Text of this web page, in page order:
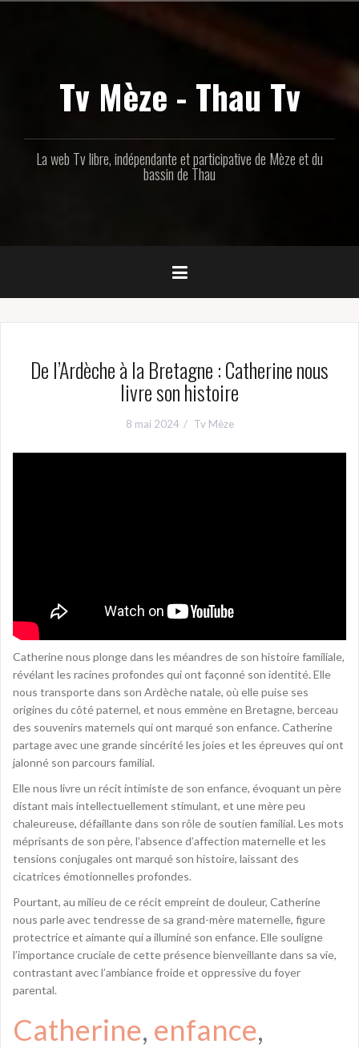
Tv Mèze - Thau Tv
La web Tv libre, indépendante et participative de Mèze et du
bassin de Thau
De l’Ardèche à la Bretagne : Catherine nous
livre son histoire
8 mai 2024 Tv Mèze
Catherine nous plonge dans les méandres de son histoire familiale,
révélant les racines profondes qui ont façonné son identité. Elle
nous transporte dans son Ardèche natale, où elle puise ses
origines du côté paternel, et nous emmène en Bretagne, berceau
des souvenirs maternels qui ont marqué son enfance. Catherine
partage avec une grande sincérité les joies et les épreuves qui ont
jalonné son parcours familial.
Elle nous livre un récit intimiste de son enfance, évoquant un père
distant mais intellectuellement stimulant, et une mère peu
chaleureuse, défaillante dans son rôle de soutien familial. Les mots
méprisants de son père, l’absence d’affection maternelle et les
tensions conjugales ont marqué son histoire, laissant des
cicatrices émotionnelles profondes.
Pourtant, au milieu de ce récit empreint de douleur, Catherine
nous parle avec tendresse de sa grand-mère maternelle, figure
protectrice et aimante qui a illuminé son enfance. Elle souligne
l’importance cruciale de cette présence bienveillante dans sa vie,
contrastant avec l’ambiance froide et oppressive du foyer
parental.
Catherine, enfance